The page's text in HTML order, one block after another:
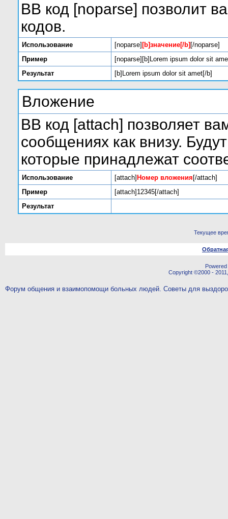
BB код [noparse] позволит
кодов.
Использование [noparse] [b]значение[/b] [/noparse]
Пример
[noparse][b]Lorem ipsum dolor sit
Результат
[b]Lorem ipsum dolor sit amet[/b]
Вложение
BB код [attach] позволяет
сообщениях как внизу.
которые принадлежат
Использование [attach] Номер вложения [/attach]
Пример
[attach]12345[/attach]
Результат
Текущее
Copyright ©2000 -
Форум общения и взаимопомощи больных людей. Советы для